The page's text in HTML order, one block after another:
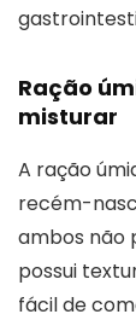
Ração
misturar
A ração
recém-
ambos não
possui
fácil de